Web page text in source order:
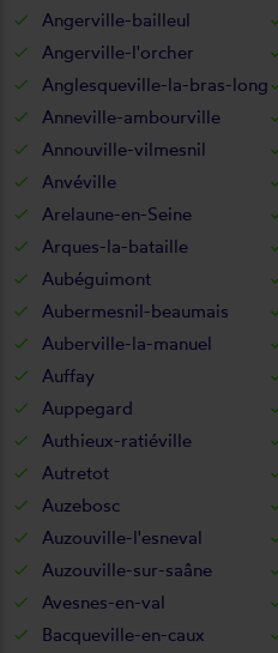
Angerville-bailleul
Angerville-l'orcher
Anglesqueville-la-bras-long
Anneville-ambourville
Annouville-vilmesnil
Anvéville
Arelaune-en-Seine
Arques-la-bataille
Aubéguimont
Aubermesnil-beaumais
Auberville-la-manuel
Auffay
Auppegard
Authieux-ratiéville
Autretot
Auzebosc
Auzouville-l'esneval
Auzouville-sur-saâne
Avesnes-en-val
Bacqueville-en-caux